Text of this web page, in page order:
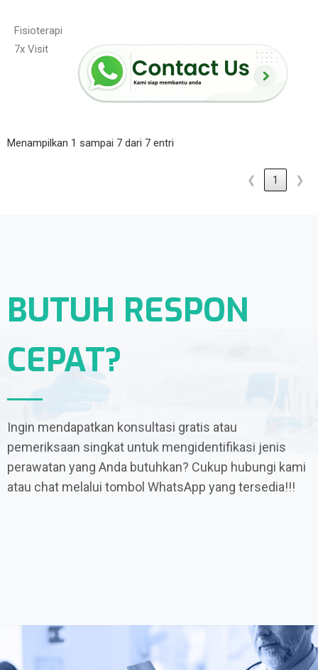
Fisioterapi
7x Visit
Menampilkan 1 sampai 7 dari 7 entri
❮ 1 ❯
BUTUH RESPON
CEPAT?
Ingin mendapatkan konsultasi gratis atau
pemeriksaan singkat untuk mengidentifikasi jenis
perawatan yang Anda butuhkan? Cukup hubungi kami
atau chat melalui tombol WhatsApp yang tersedia!!!